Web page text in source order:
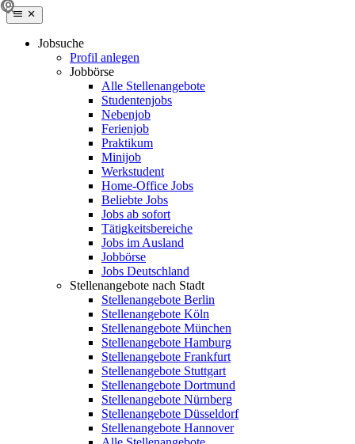
Jobsuche
Profil anlegen
Jobbörse
Alle Stellenangebote
Studentenjobs
Nebenjob
Ferienjob
Praktikum
Minijob
Werkstudent
Home-Office Jobs
Beliebte Jobs
Jobs ab sofort
Tätigkeitsbereiche
Jobs im Ausland
Jobbörse
Jobs Deutschland
Stellenangebote nach Stadt
Stellenangebote Berlin
Stellenangebote Köln
Stellenangebote München
Stellenangebote Hamburg
Stellenangebote Frankfurt
Stellenangebote Stuttgart
Stellenangebote Dortmund
Stellenangebote Nürnberg
Stellenangebote Düsseldorf
Stellenangebote Hannover